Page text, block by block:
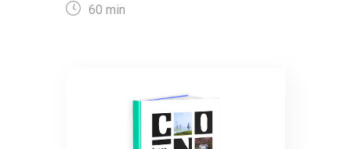
60 min